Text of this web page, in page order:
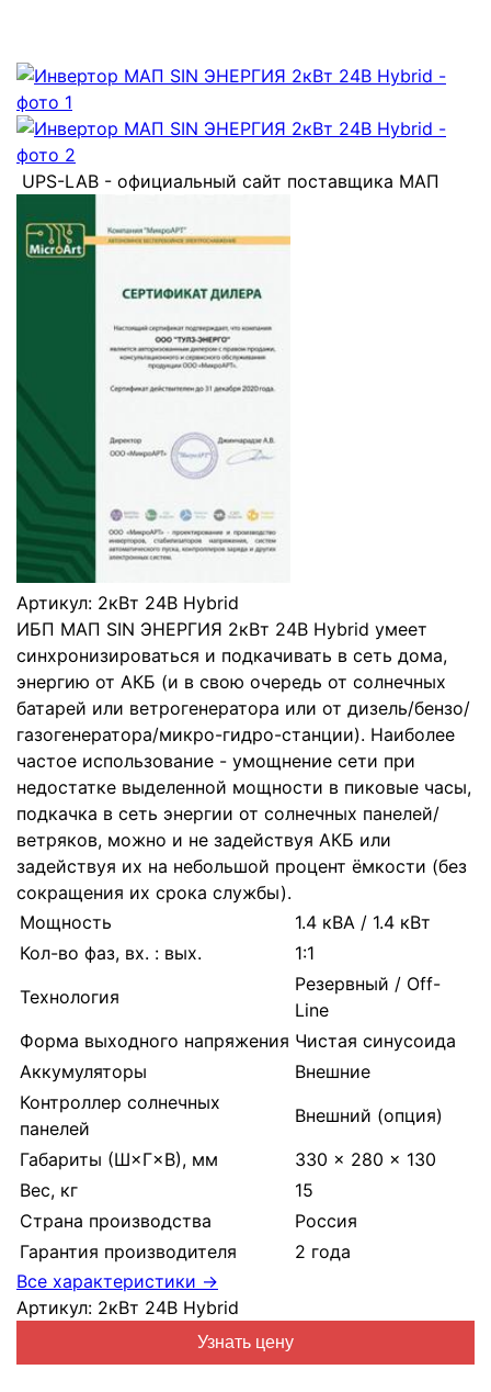
UPS-LAB - официальный сайт поставщика МАП
Артикул: 2кВт 24В Hybrid
ИБП МАП SIN ЭНЕРГИЯ 2кВт 24В Hybrid умеет
синхронизироваться и подкачивать в сеть дома,
энергию от АКБ (и в свою очередь от солнечных
батарей или ветрогенератора или от дизель/бензо/
газогенератора/микро-гидро-станции). Наиболее
частое использование - умощнение сети при
недостатке выделенной мощности в пиковые часы,
подкачка в сеть энергии от солнечных панелей/
ветряков, можно и не задействуя АКБ или
задействуя их на небольшой процент ёмкости (без
сокращения их срока службы).
Мощность
1.4 кВА / 1.4 кВт
Кол-во фаз, вх. : вых.
1:1
Технология
Резервный / Off-
Line
Форма выходного напряжения Чистая синусоида
Аккумуляторы
Внешние
Контроллер солнечных
панелей
Внешний (опция)
Габариты (Ш×Г×В), мм
330 × 280 × 130
Вес, кг
15
Страна производства
Россия
Гарантия производителя
2 года
Все характеристики →
Артикул: 2кВт 24В Hybrid
Узнать цену